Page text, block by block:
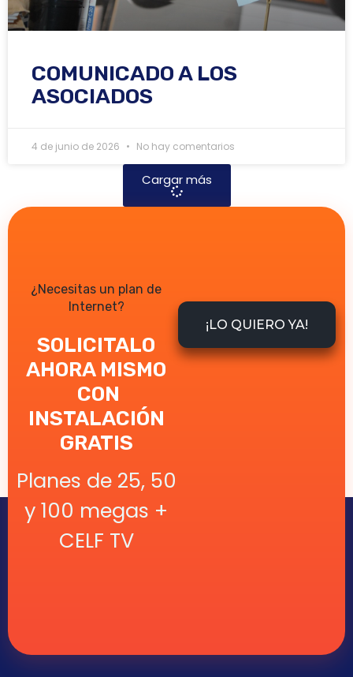
COMUNICADO A LOS
ASOCIADOS
4 de junio de 2026 No hay comentarios
Cargar más
¿Necesitas un plan de
Internet?
SOLICITALO
AHORA MISMO
CON
INSTALACIÓN
GRATIS
Planes de 25, 50
y 100 megas +
CELF TV
¡LO QUIERO YA!